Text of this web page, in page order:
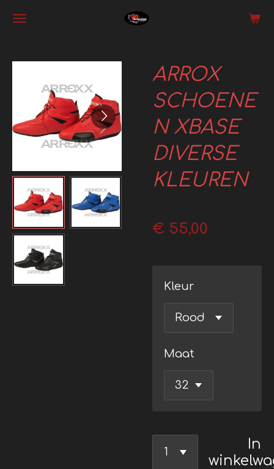
Ga
hoofdinhoud
ARROX
SCHOENE
N XBASE
DIVERSE
KLEUREN
€ 55,00
Kleur
Maat
In